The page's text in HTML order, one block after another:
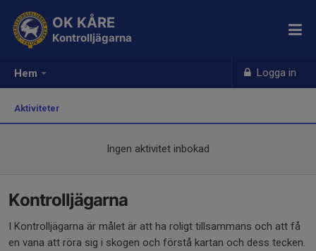
Hem Logga in
OK KÅRE
Kontrolljägarna
Aktiviteter
Ingen aktivitet inbokad
Kontrolljägarna
I Kontrolljägarna är målet är att ha roligt tillsammans och att få
en vana att röra sig i skogen och förstå kartan och dess tecken.